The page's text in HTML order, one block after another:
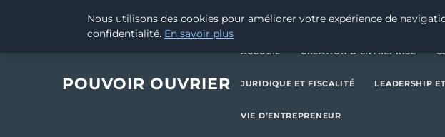
30 AOÛT 2025
POUVOIR OUVRIER
ACCUEIL CRÉATION D’ENTREPRISE
JURIDIQUE ET FISCALITÉ LEADERSHIP
VIE D’ENTREPRENEUR
Nous utilisons des cookies pour améliorer votre expérience de
confidentialité. En savoir plus